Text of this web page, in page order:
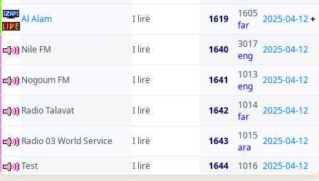
Al Alam I lirë 1619
1605
far
2025-04-12+
Nile FM I lirë 1640
3017
eng
2025-04-12
Nogoum FM I lirë 1641
1013
eng
2025-04-12
Radio Talavat I lirë 1642
1014
far
2025-04-12
Radio 03 World Service I lirë 1643
1015
ara
2025-04-12
Test I lirë 1644 1016 2025-04-12